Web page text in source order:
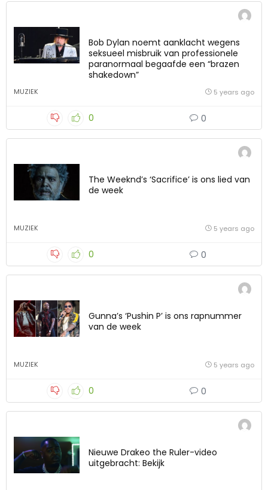
Bob Dylan noemt aanklacht wegens
seksueel misbruik van professionele
paranormaal begaafde een “brazen
shakedown”
MUZIEK 5 years ago
0 0
The Weeknd’s ‘Sacrifice’ is ons lied van
de week
MUZIEK 5 years ago
0 0
Gunna’s ‘Pushin P’ is ons rapnummer
van de week
MUZIEK 5 years ago
0 0
Nieuwe Drakeo the Ruler-video
uitgebracht: Bekijk